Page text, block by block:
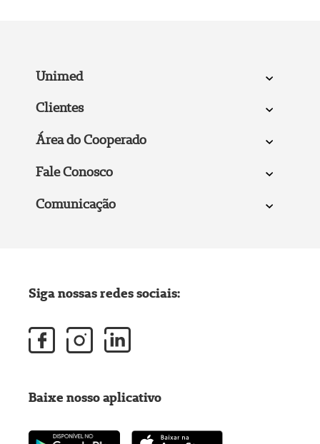
Unimed
Clientes
Área do Cooperado
Fale Conosco
Comunicação
Siga nossas redes sociais:
Baixe nosso aplicativo